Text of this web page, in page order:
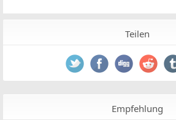
Teilen
Empfehlung